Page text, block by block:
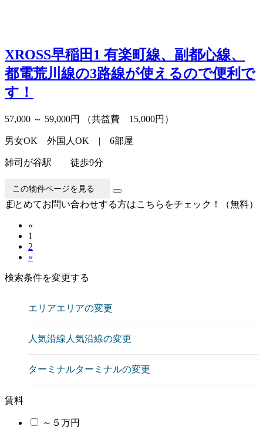
XROSS早稲田1 有楽町線、副都心線、
都電荒川線の3路線が使えるので便利で
す！
57,000 ～ 59,000円 （共益費 15,000円）
男女OK 外国人OK | 6部屋
雑司が谷駅 徒歩9分
この物件ページを見る
まとめてお問い合わせする方はこちらをチェック！（無料）
«
1
2
»
検索条件を変更する
エリアエリアの変更
人気沿線 人気沿線の変更
ターミナルターミナルの変更
賃料
～５万円